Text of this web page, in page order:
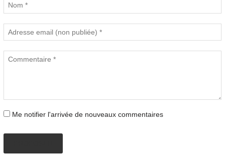
Me notifier l'arrivée de nouveaux commentaires